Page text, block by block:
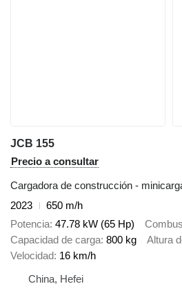
JCB 155
Precio a consultar
Cargadora de construcción -
2023
650 m/h
Potencia 47.78 kW (65 Hp)
Capacidad de carga 800 kg Altura
Velocidad 16 km/h
China, Hefei